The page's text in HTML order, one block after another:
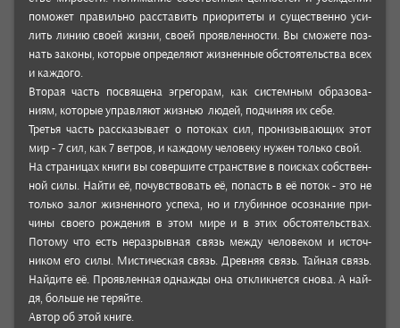
помо­жет пра­виль­но рас­ста­вить при­ори­теты и сущес­твенно уси­
лить линию своей жизни, своей про­явлен­ности. Вы смо­жете поз­
нать законы, кото­рые опре­деляют жиз­нен­ные обсто­ятель­ства всех
и каж­дого.
Вторая часть пос­вящена эгре­горам, как сис­тем­ным обра­зова­
ниям, кото­рые управ­ляют жизнью людей, под­чиняя их себе.
Третья часть рас­ска­зывает о пото­ках сил, про­низыва­ющих этот
мир - 7 сил, как 7 вет­ров, и каж­дому чело­веку нужен толь­ко свой.
На стра­ницах книги вы совер­шите странс­твие в поис­ках собс­твен­
ной силы. Най­ти её, почувс­тво­вать её, попасть в её поток - это не
толь­ко залог жиз­нен­ного успеха, но и глу­бин­ное осоз­нание при­
чины сво­его рож­дения в этом мире и в этих обсто­ятель­ствах.
Потому что есть нераз­рыв­ная связь между чело­веком и источ­
ником его силы. Мисти­чес­кая связь. Древ­няя связь. Тай­ная связь.
Най­дите её. Прояв­лен­ная однажды она отклик­нется снова. А най­
дя, боль­ше не теряй­те.
Автор об этой книге.